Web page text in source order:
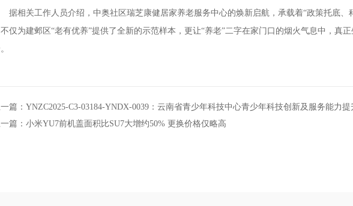
关工作人员介绍，中奥社区瑞芝康健居家养老服务中心的焕新启航，承载着“政策托底、
仅为建邺区“老有优养”提供了全新的示范样本，更让“养老”二字在家门口的烟火气息中，真
篇：小米YU7前机盖面积比SU7大增约50% 更换价格仅略高